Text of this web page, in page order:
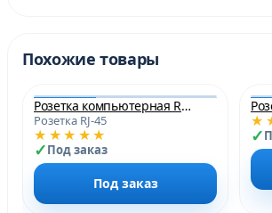
Похожие товары
Розетка компьютерная RJ45 кат. 5e двойная серая платина
Розетка RJ-45
★★★★★
Под заказ
Под заказ